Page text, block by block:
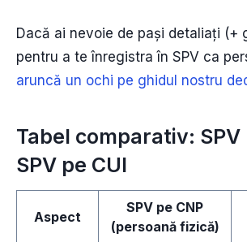
Dacă ai nevoie de pași detaliați (+
pentru a te înregistra în SPV ca
aruncă un ochi pe ghidul nostru
Tabel comparativ: SPV
SPV pe CUI
Aspect
SPV pe CNP
(persoană fizică)